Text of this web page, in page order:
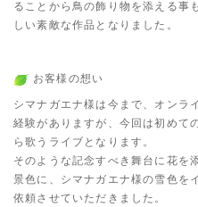
ることから鳥の飾り物を添える事
しい素敵な作品となりました。
お客様の想い
シマナガエナ様は今まで、オンラ
経験がありますが、今回は初めて
ら歌うライブとなります。
そのような記念すべき舞台に花を
景色に、シマナガエナ様の雪色を
依頼させていただきました。